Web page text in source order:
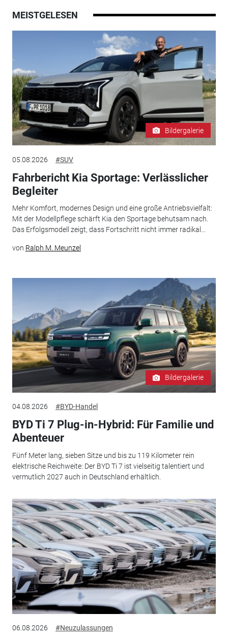
MEISTGELESEN
Bildergalerie
05.08.2026 #SUV
Fahrbericht Kia Sportage: Verlässlicher
Begleiter
Mehr Komfort, modernes Design und eine große Antriebsvielfalt:
Mit der Modellpflege schärft Kia den Sportage behutsam nach.
Das Erfolgsmodell zeigt, dass Fortschritt nicht immer radikal...
von Ralph M. Meunzel
Bildergalerie
04.08.2026 #BYD-Handel
BYD Ti 7 Plug-in-Hybrid: Für Familie und
Abenteuer
Fünf Meter lang, sieben Sitze und bis zu 119 Kilometer rein
elektrische Reichweite: Der BYD Ti 7 ist vielseitig talentiert und
vermutlich 2027 auch in Deutschland erhältlich.
06.08.2026 #Neuzulassungen